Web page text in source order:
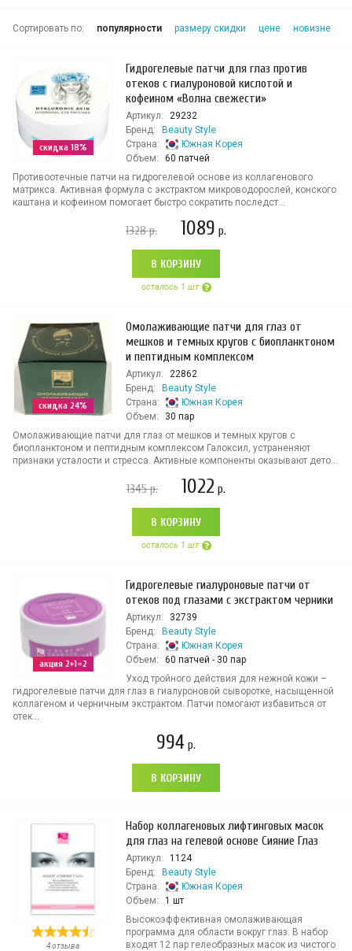
Сортировать по: популярности размеру скидки цене новизне
скидка 18%
Гидрогелевые патчи для глаз против
отеков с гиалуроновой кислотой и
кофеином «Волна свежести»
Артикул:
29232
Бренд:
Beauty Style
Страна:
Южная Корея
Объем:
60 патчей
Противоотечные патчи на гидрогелевой основе из коллагенового
матрикса. Активная формула с экстрактом микроводорослей, конского
каштана и кофеином помогает быстро сократить последст...
1328р. 1089 р.
В КОРЗИНУ
осталось 1 шт
скидка 24%
Омолаживающие патчи для глаз от
мешков и темных кругов с биопланктоном
и пептидным комплексом
Артикул:
22862
Бренд:
Beauty Style
Страна:
Южная Корея
Объем:
30 пар
Омолаживающие патчи для глаз от мешков и темных кругов с
биопланктоном и пептидным комплексом Галоксил, устраненяют
признаки усталости и стресса. Активные компоненты оказывают дето...
1345р. 1022 р.
В КОРЗИНУ
осталось 1 шт
акция 2+1=2
Гидрогелевые гиалуроновые патчи от
отеков под глазами с экстрактом черники
Артикул:
32739
Бренд:
Beauty Style
Страна:
Южная Корея
Объем:
60 патчей - 30 пар
Уход тройного действия для нежной кожи –
гидрогелевые патчи для глаз в гиалуроновой сыворотке, насыщенной
коллагеном и черничным экстрактом. Патчи помогают избавиться от
отек...
994 р.
В КОРЗИНУ
4 отзыва
Набор коллагеновых лифтинговых масок
для глаз на гелевой основе Сияние Глаз
Артикул:
1124
Бренд:
Beauty Style
Страна:
Южная Корея
Объем:
1 шт
Высокоэффективная омолаживающая
программа для области вокруг глаз. В набор
входят 12 пар гелеобразных масок из чистого